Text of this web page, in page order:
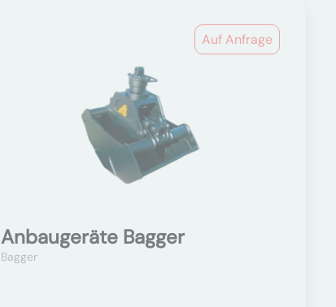
Auf Anfrage
Anbaugeräte Bagger
Bagger